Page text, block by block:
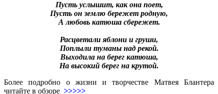
Пусть услышит, как она поет,
Пусть он землю бережет родную,
А любовь катюша сбережет.
Расцветали яблони и груши,
Поплыли туманы над рекой.
Выходила на берег катюша,
На высокий берег на крутой.
Более подробно о жизни и творчестве Матвея Блантера
читайте в обзоре >>>>>